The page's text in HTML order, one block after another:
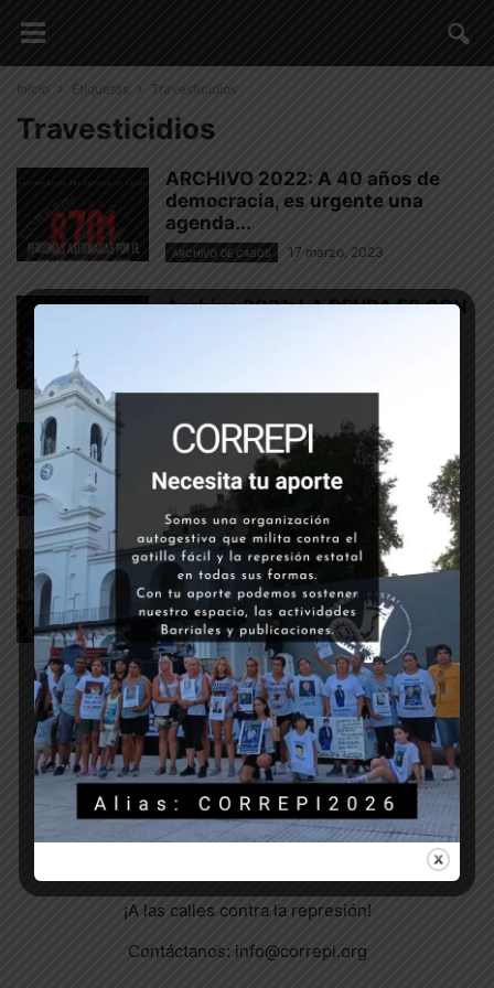
Inicio Etiquetas Travesticidios
Travesticidios
ARCHIVO 2022: A 40 años de
democracia, es urgente una
agenda...
ARCHIVO DE CASOS 17 marzo, 2023
Archivo 2021: LA DEUDA ES CON
#28J: ¡Basta de travesticidios y
transfemicidios!
GÉNEROS | DISIDENCIAS SEXUALES 28 junio, 2020
Absolución para Marian Gómez:
Al Calabozo, Nunca más
GÉNEROS | DISIDENCIAS SEXUALES 5 julio, 2019
¡A las calles contra la represión!
Contáctanos: info@correpi.org